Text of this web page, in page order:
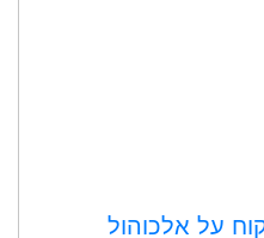
על אלכוהול